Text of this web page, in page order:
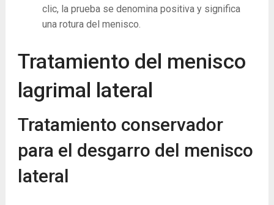
clic, la prueba se denomina positiva y significa
una rotura del menisco.
Tratamiento del menisco
lagrimal lateral
Tratamiento conservador
para el desgarro del menisco
lateral